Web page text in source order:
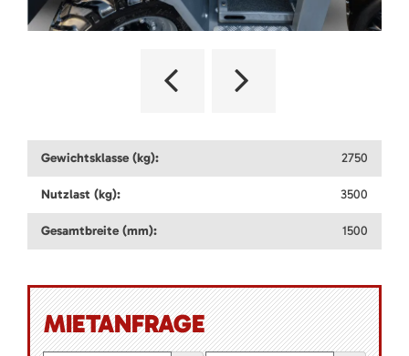
Gewichtsklasse (kg): 2750
Nutzlast (kg): 3500
Gesamtbreite (mm): 1500
MIETANFRAGE